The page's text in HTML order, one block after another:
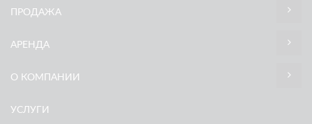
ПРОДАЖА
АРЕНДА
О КОМПАНИИ
УСЛУГИ